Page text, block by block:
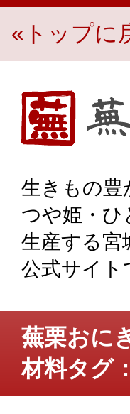
«トップに
生きもの豊
つや姫・ひ
生産する宮
公式サイト
蕪栗おに
材料タグ